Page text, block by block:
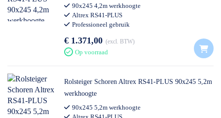
90x245 4,2m werkhoogte
Altrex RS41-PLUS
Professioneel gebruik
€ 1.371,00 excl. BTW
Op voorraad
Rolsteiger Schoren Altrex RS41-PLUS 90x245 5,2m
werkhoogte
90x245 5,2m werkhoogte